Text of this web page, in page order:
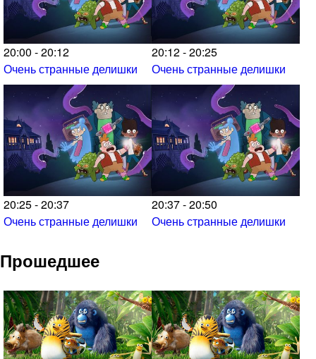
20:00 - 20:12
Очень странные делишки
20:12 - 20:25
Очень странные делишки
20:25 - 20:37
Очень странные делишки
20:37 - 20:50
Очень странные делишки
Прошедшее